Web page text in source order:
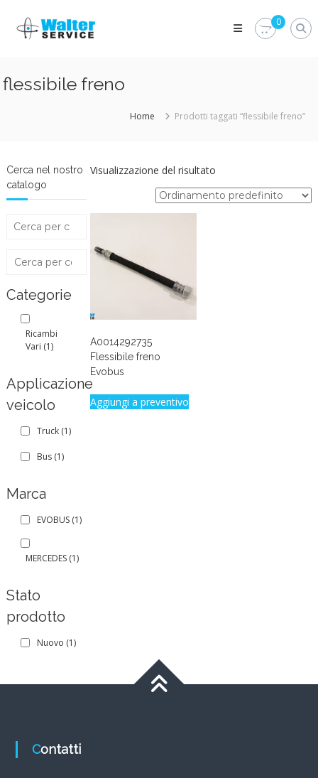
content
Walter
Service
parti
Walter
Service
Srl
0
flessibile freno
Home Prodotti taggati “flessibile freno”
Visualizzazione del risultato
A0014292735
Flessibile freno
Evobus
Aggiungi a preventivo
Cerca nel nostro
catalogo
Categorie
Ricambi
Vari (1)
Applicazione
veicolo
Truck (1)
Bus (1)
Marca
EVOBUS (1)
MERCEDES (1)
Stato
prodotto
Nuovo (1)
Contatti